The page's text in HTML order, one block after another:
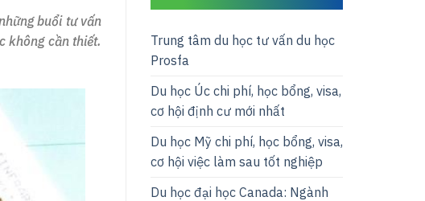
buổi tư vấn
không cần thiết.
Trung tâm du học tư vấn du học
Prosfa
Du học Úc chi phí, học bổng, visa,
cơ hội định cư mới nhất
Du học Mỹ chi phí, học bổng, visa,
cơ hội việc làm sau tốt nghiệp
Du học đại học Canada: Ngành